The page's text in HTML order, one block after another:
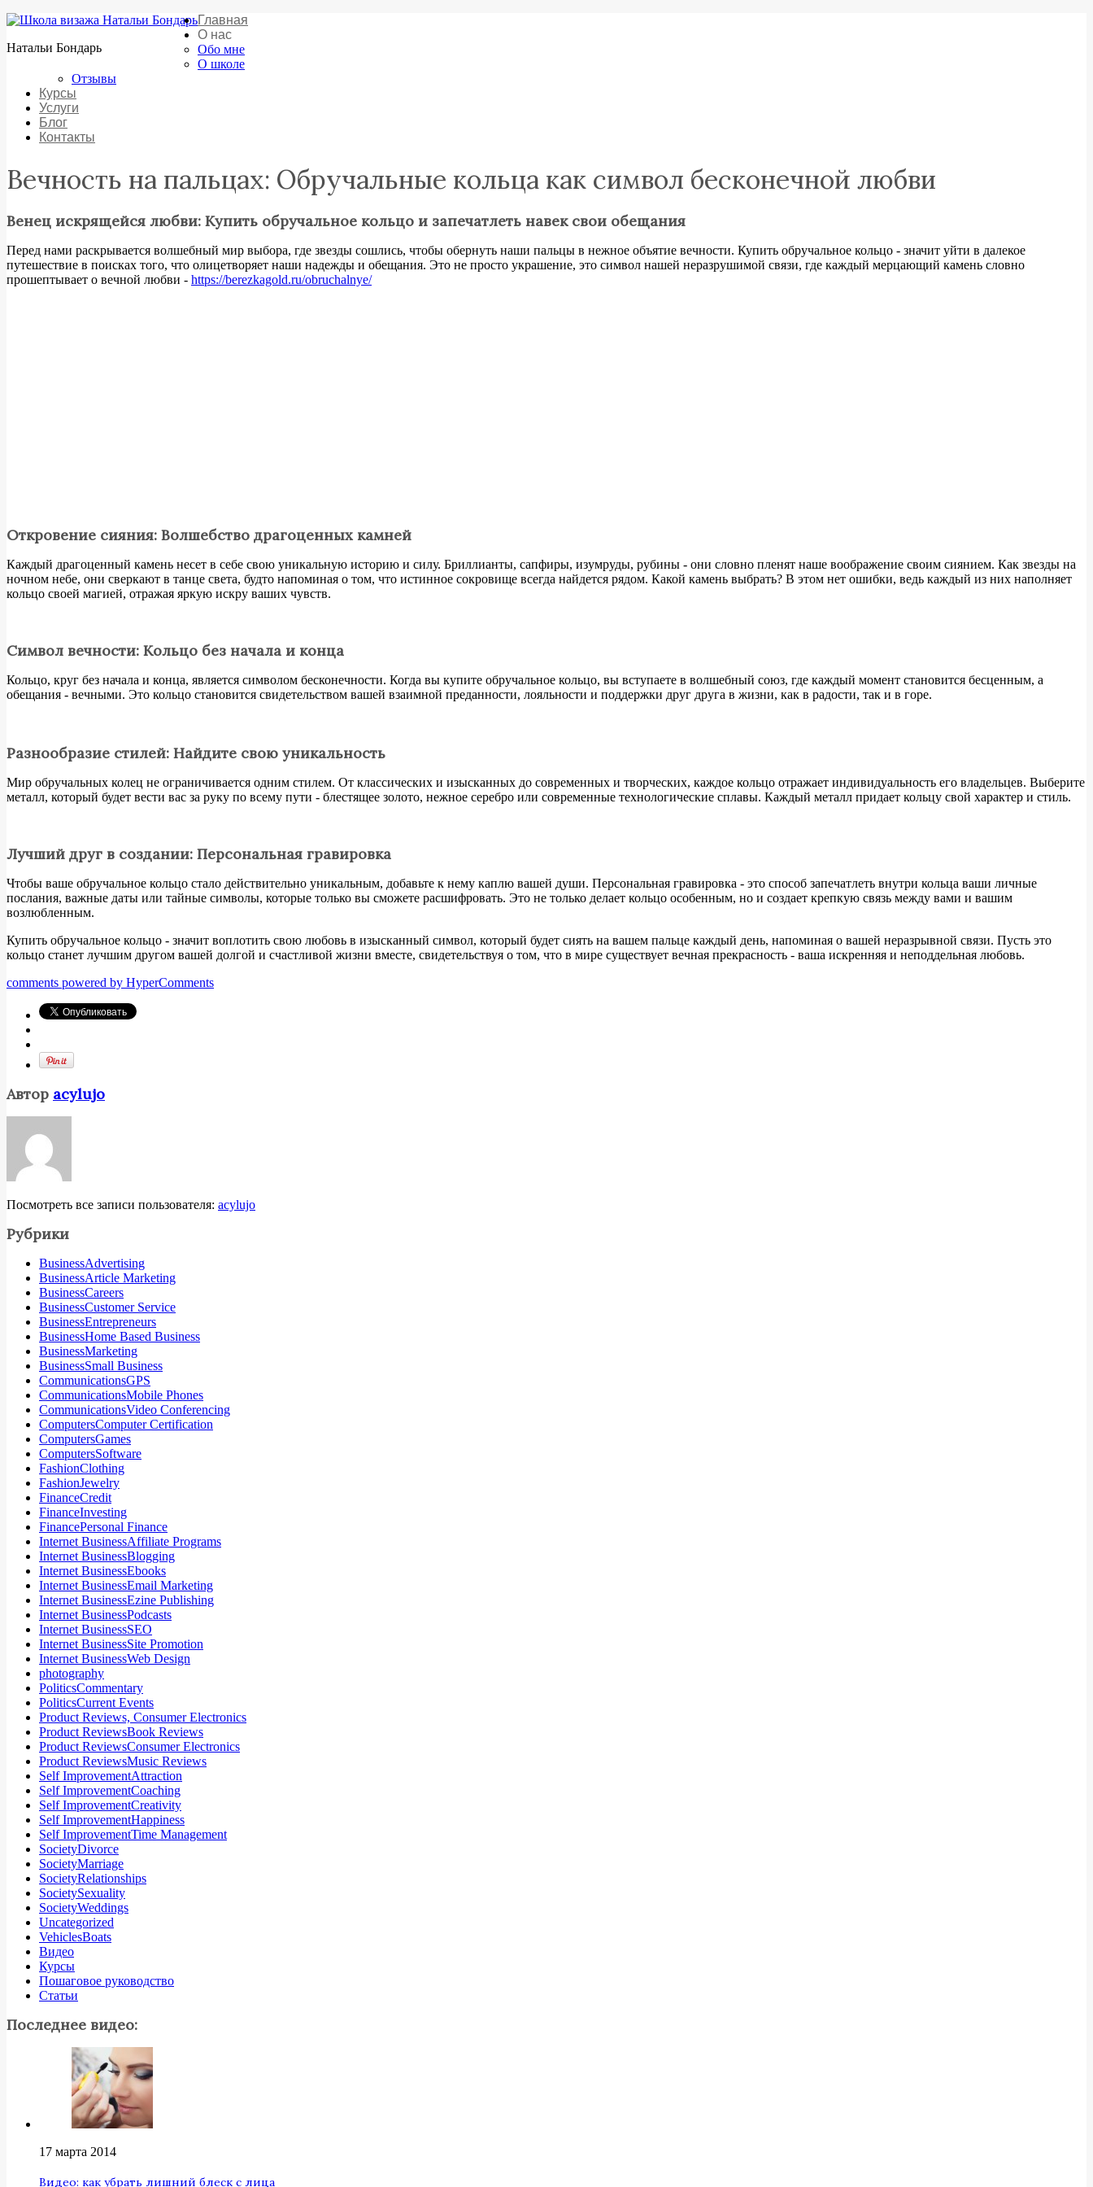
Натальи Бондарь
Главная
О нас
Обо мне
О школе
Отзывы
Курсы
Услуги
Блог
Контакты
Вечность на пальцах: Обручальные кольца как символ бесконечной любви
Венец искрящейся любви: Купить обручальное кольцо и запечатлеть навек свои обещания
Перед нами раскрывается волшебный мир выбора, где звезды сошлись, чтобы обернуть наши пальцы в нежное объятие вечности. Купить обручальное кольцо - значит уйти в далекое
путешествие в поисках того, что олицетворяет наши надежды и обещания. Это не просто украшение, это символ нашей неразрушимой связи, где каждый мерцающий камень словно
прошептывает о вечной любви - https://berezkagold.ru/obruchalnye/
Откровение сияния: Волшебство драгоценных камней
Каждый драгоценный камень несет в себе свою уникальную историю и силу. Бриллианты, сапфиры, изумруды, рубины - они словно пленят наше воображение своим сиянием. Как звезды на
ночном небе, они сверкают в танце света, будто напоминая о том, что истинное сокровище всегда найдется рядом. Какой камень выбрать? В этом нет ошибки, ведь каждый из них наполняет
кольцо своей магией, отражая яркую искру ваших чувств.
Символ вечности: Кольцо без начала и конца
Кольцо, круг без начала и конца, является символом бесконечности. Когда вы купите обручальное кольцо, вы вступаете в волшебный союз, где каждый момент становится бесценным, а
обещания - вечными. Это кольцо становится свидетельством вашей взаимной преданности, лояльности и поддержки друг друга в жизни, как в радости, так и в горе.
Разнообразие стилей: Найдите свою уникальность
Мир обручальных колец не ограничивается одним стилем. От классических и изысканных до современных и творческих, каждое кольцо отражает индивидуальность его владельцев. Выберите
металл, который будет вести вас за руку по всему пути - блестящее золото, нежное серебро или современные технологические сплавы. Каждый металл придает кольцу свой характер и стиль.
Лучший друг в создании: Персональная гравировка
Чтобы ваше обручальное кольцо стало действительно уникальным, добавьте к нему каплю вашей души. Персональная гравировка - это способ запечатлеть внутри кольца ваши личные
послания, важные даты или тайные символы, которые только вы сможете расшифровать. Это не только делает кольцо особенным, но и создает крепкую связь между вами и вашим
возлюбленным.
Купить обручальное кольцо - значит воплотить свою любовь в изысканный символ, который будет сиять на вашем пальце каждый день, напоминая о вашей неразрывной связи. Пусть это
кольцо станет лучшим другом вашей долгой и счастливой жизни вместе, свидетельствуя о том, что в мире существует вечная прекрасность - ваша искренняя и неподдельная любовь.
comments powered by HyperComments
Автор acylujo
Посмотреть все записи пользователя: acylujo
Рубрики
BusinessAdvertising
BusinessArticle Marketing
BusinessCareers
BusinessCustomer Service
BusinessEntrepreneurs
BusinessHome Based Business
BusinessMarketing
BusinessSmall Business
CommunicationsGPS
CommunicationsMobile Phones
CommunicationsVideo Conferencing
ComputersComputer Certification
ComputersGames
ComputersSoftware
FashionClothing
FashionJewelry
FinanceCredit
FinanceInvesting
FinancePersonal Finance
Internet BusinessAffiliate Programs
Internet BusinessBlogging
Internet BusinessEbooks
Internet BusinessEmail Marketing
Internet BusinessEzine Publishing
Internet BusinessPodcasts
Internet BusinessSEO
Internet BusinessSite Promotion
Internet BusinessWeb Design
photography
PoliticsCommentary
PoliticsCurrent Events
Product Reviews, Consumer Electronics
Product ReviewsBook Reviews
Product ReviewsConsumer Electronics
Product ReviewsMusic Reviews
Self ImprovementAttraction
Self ImprovementCoaching
Self ImprovementCreativity
Self ImprovementHappiness
Self ImprovementTime Management
SocietyDivorce
SocietyMarriage
SocietyRelationships
SocietySexuality
SocietyWeddings
Uncategorized
VehiclesBoats
Видео
Курсы
Пошаговое руководство
Статьи
Последнее видео:
17 марта 2014
Видео: как убрать лишний блеск с лица